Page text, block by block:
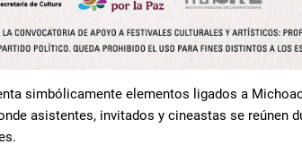
simbólicamente elementos ligados a
asistentes, invitados y cineastas se reúnen